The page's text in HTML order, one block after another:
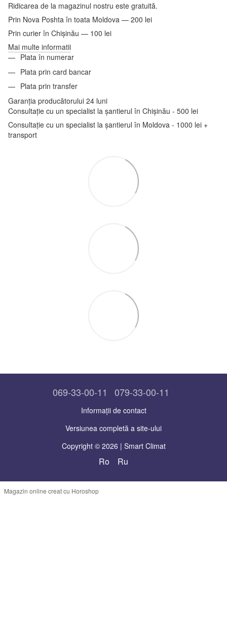
Ridicarea de la magazinul nostru este gratuită.
Prin Nova Poshta în toata Moldova — 200 lei
Prin curier în Chișinău — 100 lei
Mai multe informatii
Plata în numerar
Plata prin card bancar
Plata prin transfer
Garanția producătorului 24 luni
Consultație cu un specialist la șantierul în Chișinău - 500 lei
Consultație cu un specialist la șantierul în Moldova - 1000 lei +
transport
069-33-00-11 079-33-00-11
Informații de contact
Versiunea completă a site-ului
Copyright © 2026 | Smart Climat
Ro Ru
Magazin online creat cu Horoshop